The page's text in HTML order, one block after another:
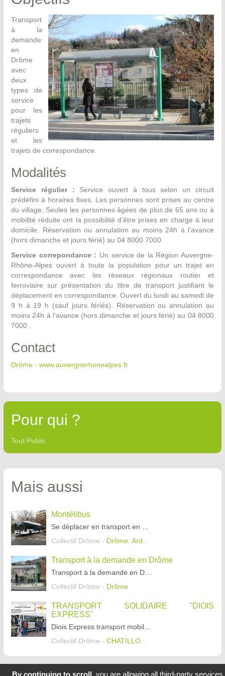
Transport
à la
demande
en
Drôme
avec
deux
types de
service
pour les
trajets
réguliers
et les
trajets de correspondance.
Modalités
Service régulier : Service ouvert à tous selon un circuit
prédéfini à horaires fixes. Les personnes sont prises au centre
du village. Seules les personnes âgées de plus de 65 ans ou à
mobilité réduite ont la possibilité d’être prises en charge à leur
domicile. Réservation ou annulation au moins 24h à l'avance
(hors dimanche et jours férié) au 04 8000 7000
Service correpondance : Un service de la Région Auvergne-
Rhône-Alpes ouvert à toute la population pour un trajet en
correspondance avec les réseaux régionaux routier et
ferroviaire sur présentation du titre de transport justifiant le
déplacement en correspondance. Ouvert du lundi au samedi de
9 h à 19 h (sauf jours fériés). Réservation ou annulation au
moins 24h à l'avance (hors dimanche et jours férié) au 04 8000
7000 .
Contact
Drôme - www.auvergnerhonealpes.fr
Pour qui ?
Tout Public
Mais aussi
Montélibus
Collectif Drôme - Drôme Ardèche
Transport à la demande en Drôme
Collectif Drôme - Drôme
TRANSPORT SOLIDAIRE "DIOIS
EXPRESS"
Collectif Drôme - CHATILLON EN DIOIS
By continuing to scroll, you are allowing all third-party services